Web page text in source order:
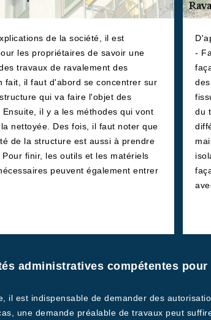
de la société, il est
les propriétaires de savoir une
travaux de ravalement des
fait, il faut d'abord se concentrer sur
qui va faire l'objet des
Ensuite, il y a les méthodes qui vont
nettoyée. Des fois, il faut noter que
de la structure est aussi à prendre
Pour finir, les outils et les matériels
peuvent également entrer
-
du
administratives compétentes pour
il est indispensable de demander des
une demande préalable de travaux peut